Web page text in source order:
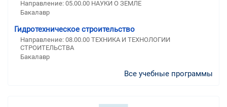
Направление: 05.00.00 НАУКИ О ЗЕМЛЕ
Бакалавр
Гидротехническое строительство
Направление: 08.00.00 ТЕХНИКА И ТЕХНОЛОГИИ
СТРОИТЕЛЬСТВА
Бакалавр
Все учебные программы